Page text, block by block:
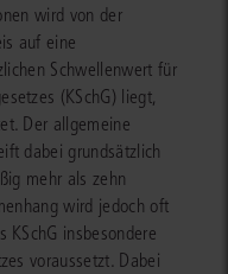
wird von der
auf eine
Schwellenwert für
(KSchG) liegt,
Der allgemeine
dabei grundsätzlich
mehr als zehn
wird jedoch oft
KSchG insbesondere
voraussetzt. Dabei